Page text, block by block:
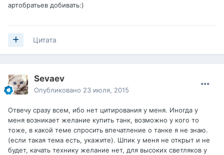
артобратьев добивать:)
Цитата
Sevaev
Опубликовано 23 июля, 2015
Отвечу сразу всем, ибо нет цитирования у меня. Иногда у
меня возникает желание купить танк, возможно у кого то
тоже, в какой теме спросить впечатление о танке я не знаю.
(если такая тема есть, укажите). Шпик у меня не открыт и не
будет, качать технику желание нет, для высоких светляков у